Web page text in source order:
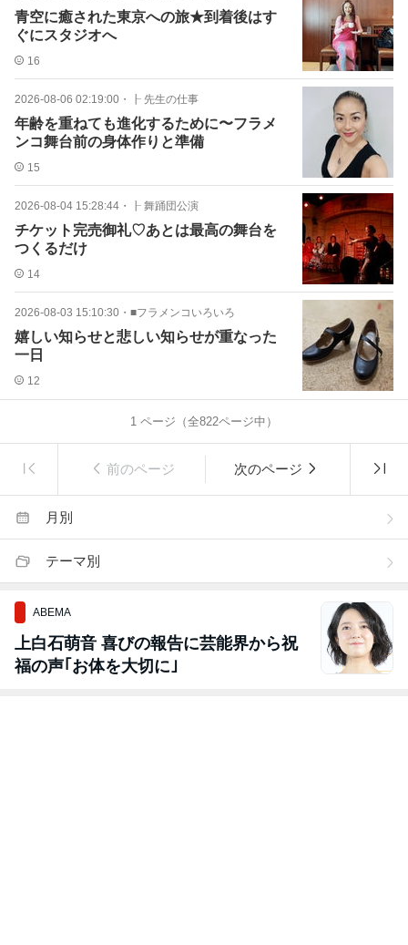
青空に癒された東京への旅★到着後はす
ぐにスタジオへ
16
2026-08-06 02:19:00 ・ ┠ 先生の仕事
年齢を重ねても進化するために〜フラメ
ンコ舞台前の身体作りと準備
15
2026-08-04 15:28:44 ・ ┠ 舞踊団公演
チケット完売御礼♡あとは最高の舞台を
つくるだけ
14
2026-08-03 15:10:30 ・ ■フラメンコいろいろ
嬉しい知らせと悲しい知らせが重なった
一日
12
1 ページ（全822ページ中）
前のページ 次のページ
月別
テーマ別
ABEMA
上白石萌音 喜びの報告に芸能界から祝
福の声｢お体を大切に｣